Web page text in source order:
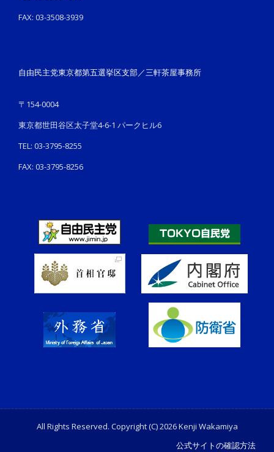
FAX: 03-3508-3939
自由民主党東京都第五選挙区支部／三軒茶屋事務所
〒154-0004
東京都世田谷区太子堂4-6-1 パークヒル6
TEL: 03-3795-8255
FAX: 03-3795-8256
All Rights Reserved. Copyright (C) 2026 Kenji Wakamiya
公式サイトの確認方法